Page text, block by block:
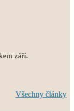
září.
Všechny články